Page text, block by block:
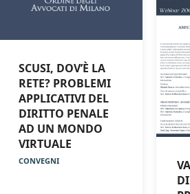
SCUSI, DOV’È LA
RETE? PROBLEMI
APPLICATIVI DEL
DIRITTO PENALE
AD UN MONDO
VIRTUALE
CONVEGNI